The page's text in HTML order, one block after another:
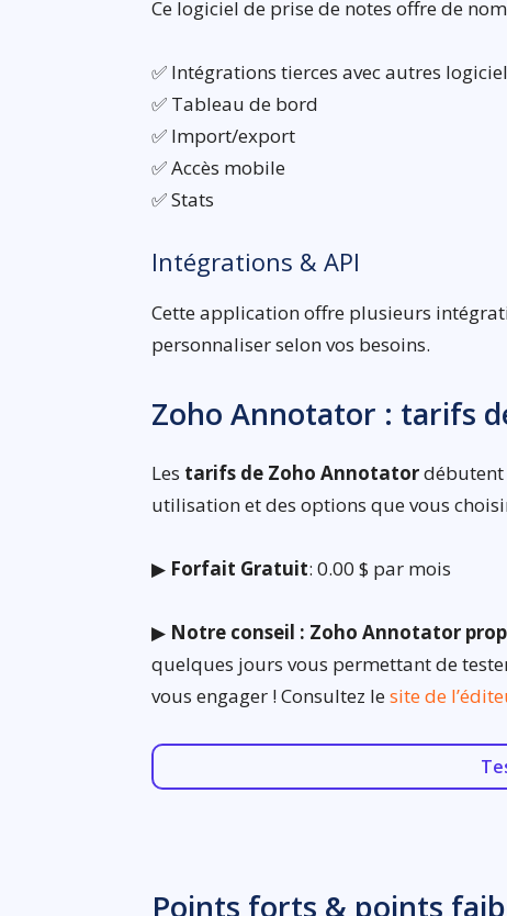
Ce logiciel de prise de notes offre de
✅ Intégrations tierces avec autres
✅ Tableau de bord
✅ Import/export
✅ Accès mobile
✅ Stats
Intégrations & API
Cette application offre plusieurs
personnaliser selon vos besoins.
Zoho Annotator : tarifs
Les tarifs de Zoho Annotatordébutent
utilisation et des options que vous
▶ Forfait Gratuit: 0.00 $ par mois
▶ Notre conseil : Zoho Annotator
quelques jours vous permettant de
vous engager ! Consultez lesite de
Points forts & points